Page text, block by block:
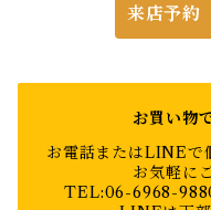
来店予約
お買い物
お電話またはLINEで
お気軽に
TEL:06-6968-